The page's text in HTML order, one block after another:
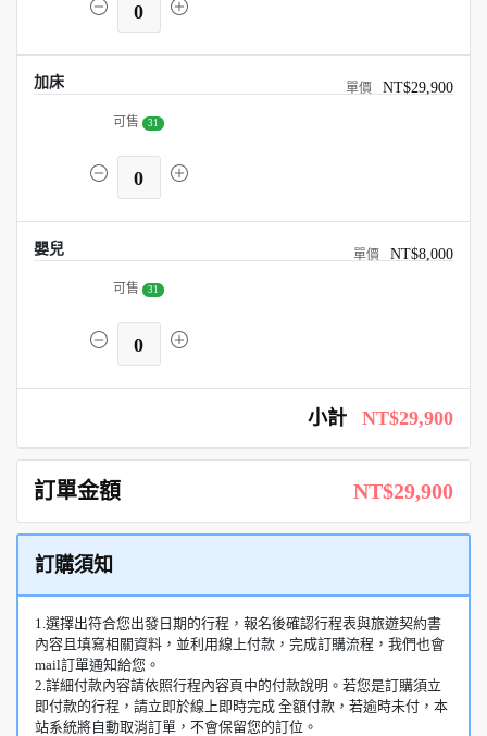
0
加床 NT$29,900
可售 31
0
嬰兒 NT$8,000
可售 31
0
小計 NT$29,900
訂單金額 NT$29,900
訂購須知
1.選擇出符合您出發日期的行程，報名後確認行程表與旅遊契約書
內容且填寫相關資料，並利用線上付款，完成訂購流程，我們也會
mail訂單通知給您。
2.詳細付款內容請依照行程內容頁中的付款說明。若您是訂購須立
即付款的行程，請立即於線上即時完成 全額付款，若逾時未付，本
站系統將自動取消訂單，不會保留您的訂位。